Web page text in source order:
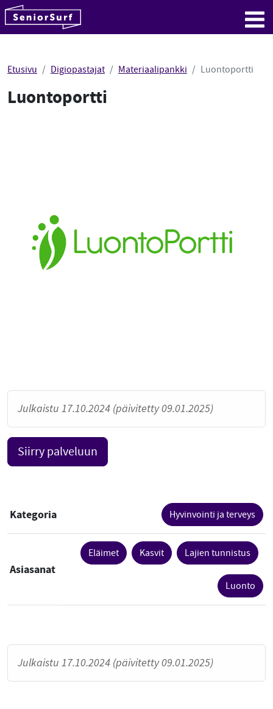
Hyppää sisältöön
Etusivu Digiopastajat Materiaalipankki Luontoportti
Luontoportti
Julkaistu 17.10.2024 (päivitetty 09.01.2025)
Siirry palveluun
Kategoria Hyvinvointi ja terveys
Asiasanat
Eläimet Kasvit Lajien tunnistus
Luonto
Julkaistu 17.10.2024 (päivitetty 09.01.2025)